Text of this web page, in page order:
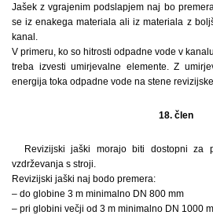
Jašek z vgrajenim podslapjem naj bo
se iz enakega materiala ali iz materiala z
kanal.
V primeru, ko so hitrosti odpadne vode v
treba izvesti umirjevalne elemente. Z
energija toka odpadne vode na stene
18. člen
Revizijski jaški morajo biti dostopni za
vzdrževanja s stroji.
Revizijski jaški naj bodo premera:
– do globine 3 m minimalno DN 800 mm
– pri globini večji od 3 m minimalno DN 1000